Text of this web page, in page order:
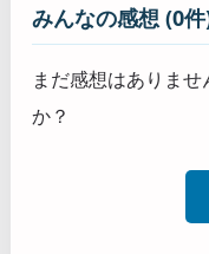
みんなの感想 (0
まだ感想はありま
か？